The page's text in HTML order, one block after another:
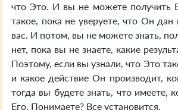
что Это. И вы не можете получить
такое, пока не уверуете, что Он
вас. И потом, вы не можете знать,
нет, пока вы не знаете, какие
Поэтому, если вы узнали, что Это
и какое действие Он производит,
тогда вы будете знать, что имеете,
Его. Понимаете? Все установится.